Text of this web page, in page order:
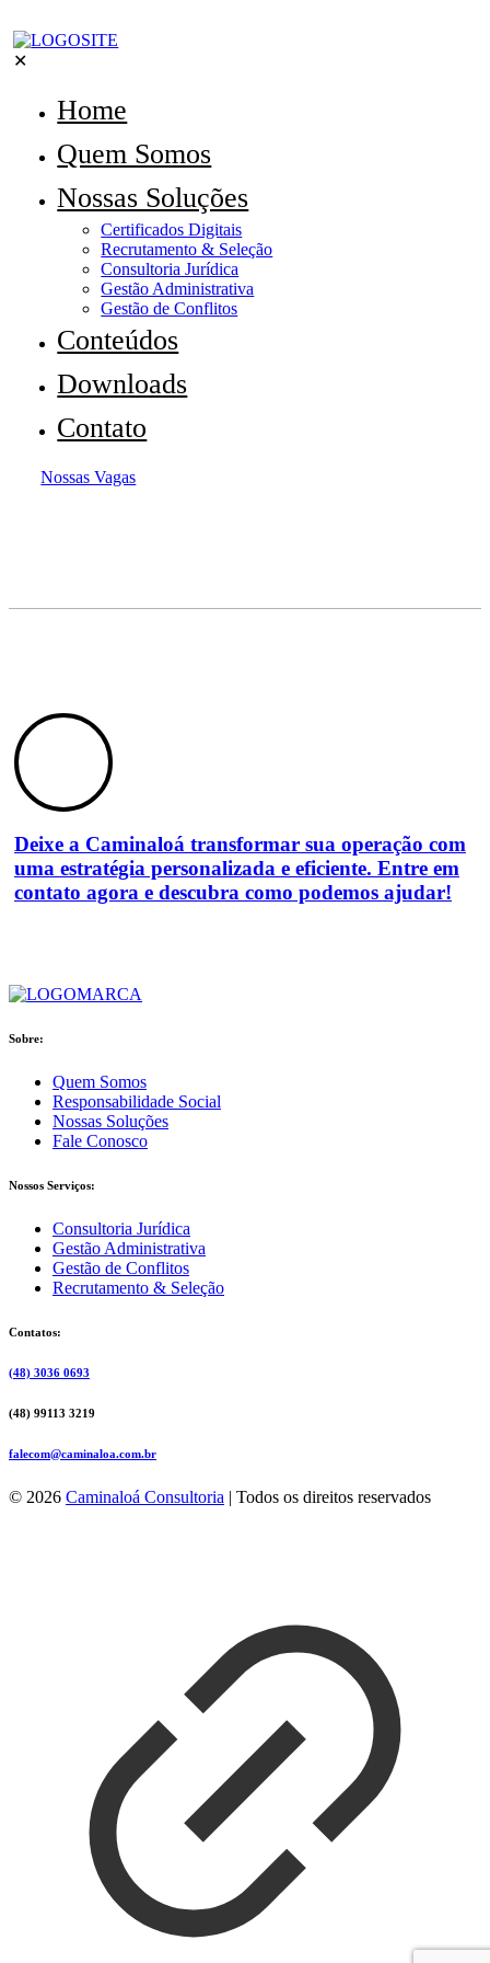
✕
Home
Quem Somos
Nossas Soluções
Certificados Digitais
Recrutamento & Seleção
Consultoria Jurídica
Gestão Administrativa
Gestão de Conflitos
Conteúdos
Downloads
Contato
Nossas Vagas
Deixe a Caminaloá transformar sua operação com
uma estratégia personalizada e eficiente. Entre em
contato agora e descubra como podemos ajudar!
Sobre:
Quem Somos
Responsabilidade Social
Nossas Soluções
Fale Conosco
Nossos Serviços:
Consultoria Jurídica
Gestão Administrativa
Gestão de Conflitos
Recrutamento & Seleção
Contatos:
(48) 3036 0693
(48) 99113 3219
falecom@caminaloa.com.br
© 2026 Caminaloá Consultoria | Todos os direitos reservados